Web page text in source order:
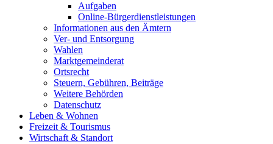
Aufgaben
Online-Bürgerdienstleistungen
Informationen aus den Ämtern
Ver- und Entsorgung
Wahlen
Marktgemeinderat
Ortsrecht
Steuern, Gebühren, Beiträge
Weitere Behörden
Datenschutz
Leben & Wohnen
Freizeit & Tourismus
Wirtschaft & Standort